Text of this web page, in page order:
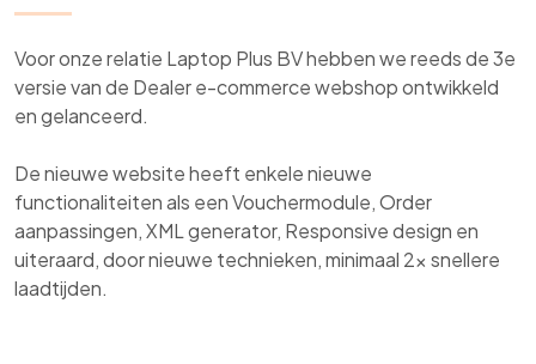
Voor onze relatie Laptop Plus BV hebben we reeds de 3e
versie van de Dealer e-commerce webshop ontwikkeld
en gelanceerd.
De nieuwe website heeft enkele nieuwe
functionaliteiten als een Vouchermodule, Order
aanpassingen, XML generator, Responsive design en
uiteraard, door nieuwe technieken, minimaal 2x snellere
laadtijden.